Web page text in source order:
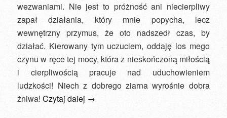
wezwaniami. Nie jest to próżność ani niecierpliwy
zapał działania, który mnie popycha, lecz
wewnętrzny przymus, że oto nadszedł czas, by
działać. Kierowany tym uczuciem, oddaję los mego
czynu w ręce tej mocy, która z nieskończoną miłością
i cierpliwością pracuje nad uduchowieniem
ludzkości! Niech z dobrego ziarna wyrośnie dobra
żniwa!Czytaj dalej →